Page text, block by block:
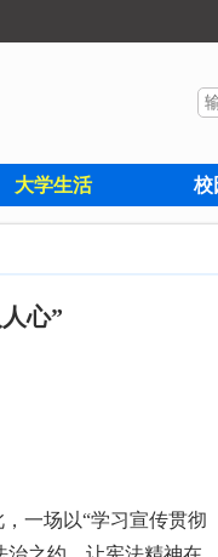
大学生活 校
心”
一场以“学习宣传贯彻